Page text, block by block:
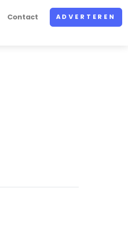
Contact ADVERTEREN